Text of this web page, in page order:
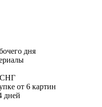
дня
СНГ
от 6 картин
дней